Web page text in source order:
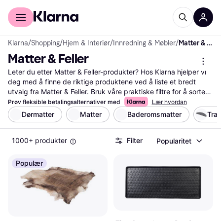
For kunder
Klarna/Shopping/Hjem & Interiør/ Innredning & Møbler/ Matter & Feller
Matter & Feller
Leter du etter Matter & Feller-produkter? Hos Klarna hjelper vi
deg med å finne de riktige produktene ved å liste et bredt
utvalg fra Matter & Feller. Bruk våre praktiske filtre for å sortere
etter pris, funksjoner eller brukeranmeldelser. Dette gjør det
enkelt for deg å finne det som passer dine behov og
preferanser. Du kan også sammenligne priser fra flere
forhandlere, slik at du alltid får de beste tilbudene. Les
brukeranmeldelser for å få innsikt i andres erfaringer med
for å ta den riktige avgjørelsen. Start her for å finne ditt neste
Matter & Feller-produkt! Les mer om matter & feller her
Prøv fleksible betalingsalternativer med Lær hvordan
Dørmatter Matter Baderomsmatter
1000+ produkter Filter Popularitet
Populær